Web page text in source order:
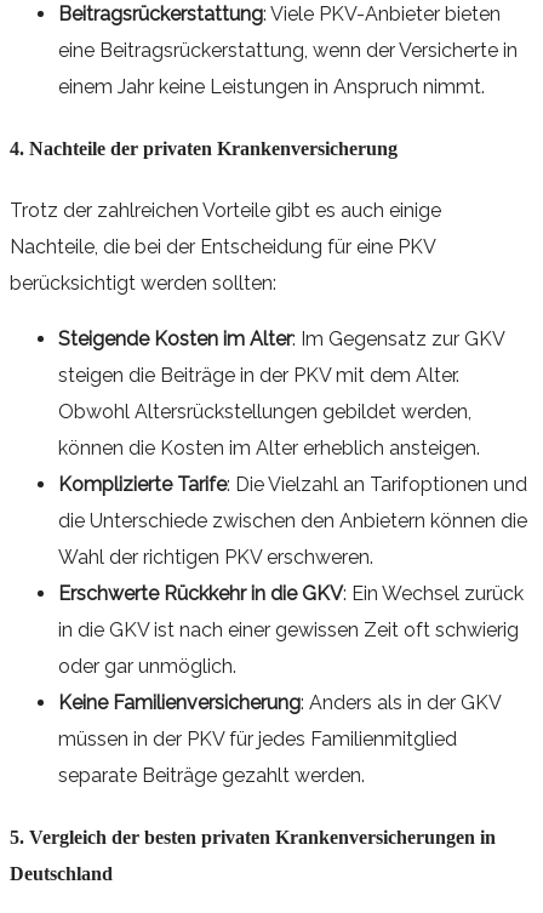
Beitragsrückerstattung: Viele PKV-Anbieter bieten
eine Beitragsrückerstattung, wenn der Versicherte in
einem Jahr keine Leistungen in Anspruch nimmt.
4. Nachteile der privaten Krankenversicherung
Trotz der zahlreichen Vorteile gibt es auch einige
Nachteile, die bei der Entscheidung für eine PKV
berücksichtigt werden sollten:
Steigende Kosten im Alter: Im Gegensatz zur GKV
steigen die Beiträge in der PKV mit dem Alter.
Obwohl Altersrückstellungen gebildet werden,
können die Kosten im Alter erheblich ansteigen.
Komplizierte Tarife: Die Vielzahl an Tarifoptionen und
die Unterschiede zwischen den Anbietern können die
Wahl der richtigen PKV erschweren.
Erschwerte Rückkehr in die GKV: Ein Wechsel zurück
in die GKV ist nach einer gewissen Zeit oft schwierig
oder gar unmöglich.
Keine Familienversicherung: Anders als in der GKV
müssen in der PKV für jedes Familienmitglied
separate Beiträge gezahlt werden.
5. Vergleich der besten privaten Krankenversicherungen in
Deutschland